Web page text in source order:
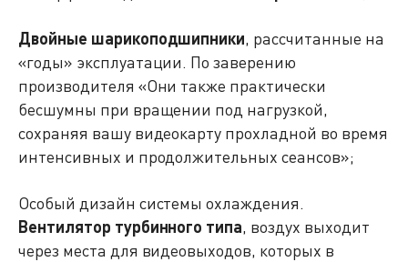
Двойные шарикоподшипники, рассчитанные на
«годы» эксплуатации. По заверению
производителя «Они также практически
бесшумны при вращении под нагрузкой,
сохраняя вашу видеокарту прохладной во время
интенсивных и продолжительных сеансов»;
Особый дизайн системы охлаждения.
Вентилятор турбинного типа, воздух выходит
через места для видеовыходов, которых в